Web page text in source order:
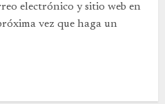
electrónico y sitio web en
vez que haga un